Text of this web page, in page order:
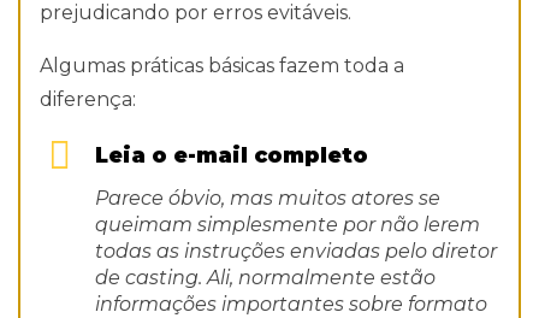
prejudicando por erros evitáveis.
Algumas práticas básicas fazem toda a
diferença:
Leia o e-mail completo
Parece óbvio, mas muitos atores se
queimam simplesmente por não lerem
todas as instruções enviadas pelo diretor
de casting. Ali, normalmente estão
informações importantes sobre formato